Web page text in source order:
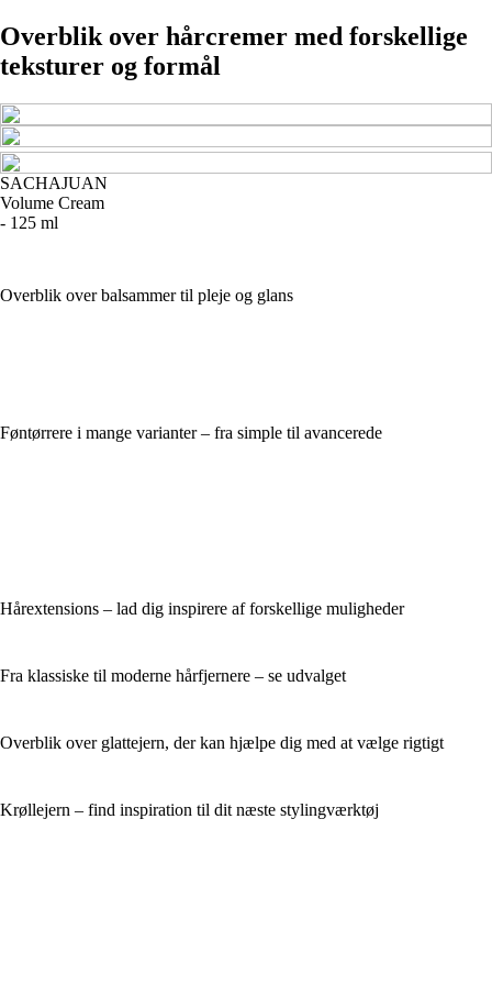
Overblik over hårcremer med forskellige
teksturer og formål
SACHAJUAN
Volume Cream
- 125 ml
Overblik over balsammer til pleje og glans
Føntørrere i mange varianter – fra simple til avancerede
Hårextensions – lad dig inspirere af forskellige muligheder
Fra klassiske til moderne hårfjernere – se udvalget
Overblik over glattejern, der kan hjælpe dig med at vælge rigtigt
Krøllejern – find inspiration til dit næste stylingværktøj